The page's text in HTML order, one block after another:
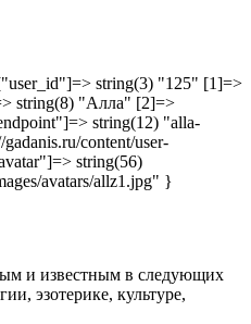
string(3) "125" [1]=>
string(8) "Алла" [2]=>
string(12) "alla-
content/user-
string(56)
avatars/allz1.jpg" }
и известным в следующих
эзотерике, культуре,